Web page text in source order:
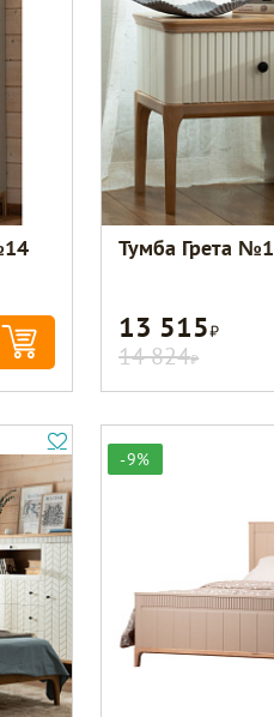
Тумба Грета №1
13 515Р
14 824Р
-9%